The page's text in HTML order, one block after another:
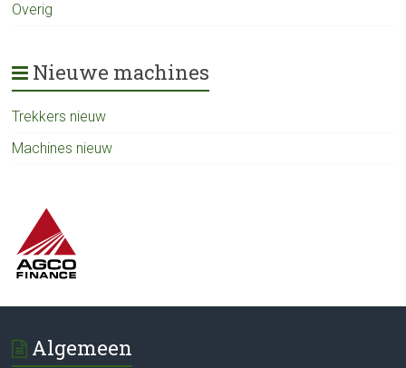
Overig
Nieuwe machines
Trekkers nieuw
Machines nieuw
Algemeen